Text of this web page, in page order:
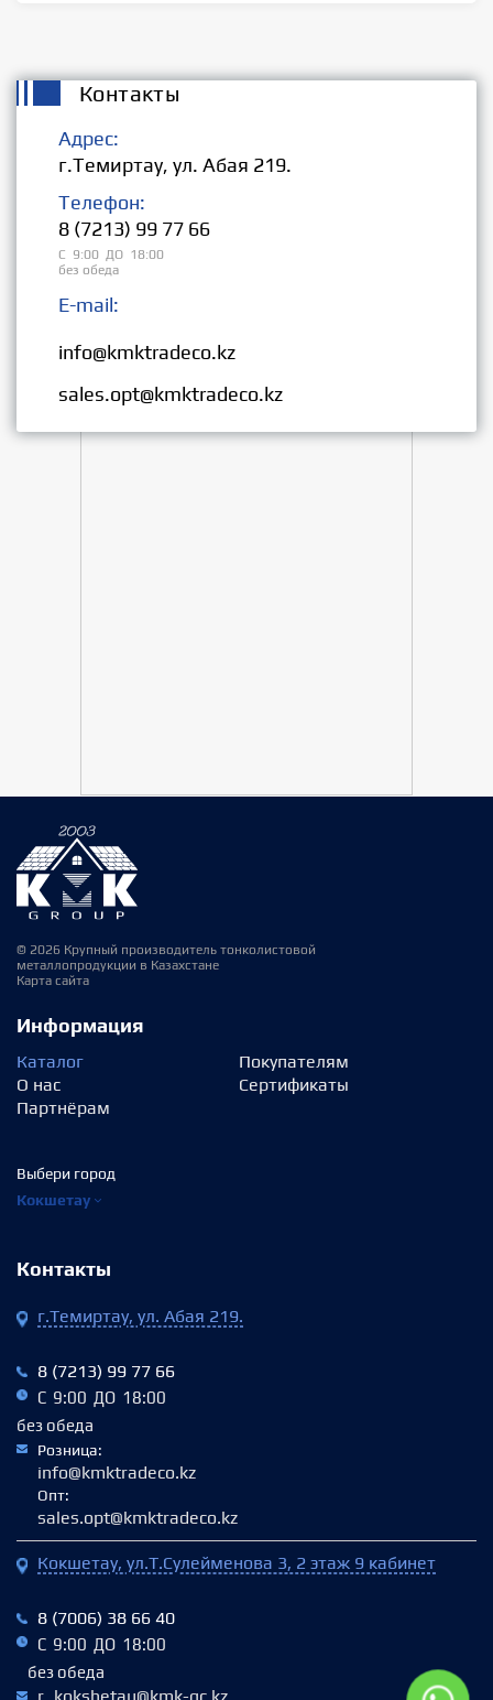
Контакты
Адрес:
г.Темиртау, ул. Абая 219.
Телефон:
8 (7213) 99 77 66
С 9:00 ДО 18:00
без обеда
E-mail:
info@kmktradeco.kz
sales.opt@kmktradeco.kz
© 2026 Крупный производитель тонколистовой
металлопродукции в Казахстане
Карта сайта
Информация
Каталог
О нас
Партнёрам
Покупателям
Сертификаты
Выбери город
Кокшетау
Контакты
г.Темиртау, ул. Абая 219.
8 (7213) 99 77 66
С 9:00 ДО 18:00
без обеда
Розница:
info@kmktradeco.kz
Опт:
sales.opt@kmktradeco.kz
Кокшетау, ул.Т.Сулейменова 3, 2 этаж 9 кабинет
8 (7006) 38 66 40‬
С 9:00 ДО 18:00
без обеда